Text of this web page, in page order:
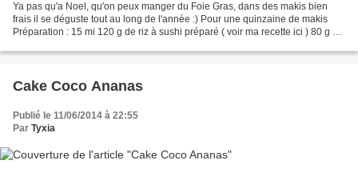
Ya pas qu'a Noel, qu'on peux manger du Foie Gras, dans des makis bien
frais il se déguste tout au long de l'année :) Pour une quinzaine de makis
Préparation : 15 mi 120 g de riz à sushi préparé ( voir ma recette ici ) 80 g de
Cake Coco Ananas
Publié le 11/06/2014 à 22:55
Par Tyxia